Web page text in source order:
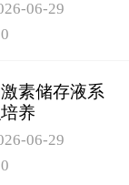
06-29
0
素储存液系
养
06-29
0